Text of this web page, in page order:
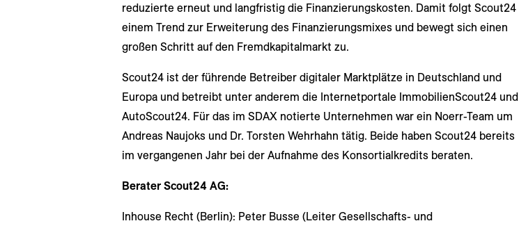
reduzierte erneut und langfristig die Finanzierungskosten. Damit folgt Scout24
einem Trend zur Erweiterung des Finanzierungsmixes und bewegt sich einen
großen Schritt auf den Fremdkapitalmarkt zu.
Scout24 ist der führende Betreiber digitaler Marktplätze in Deutschland und
Europa und betreibt unter anderem die Internetportale ImmobilienScout24 und
AutoScout24. Für das im SDAX notierte Unternehmen war ein Noerr-Team um
Andreas Naujoks und Dr. Torsten Wehrhahn tätig. Beide haben Scout24 bereits
im vergangenen Jahr bei der Aufnahme des Konsortialkredits beraten.
Berater Scout24 AG:
Inhouse Recht (Berlin): Peter Busse (Leiter Gesellschafts- und